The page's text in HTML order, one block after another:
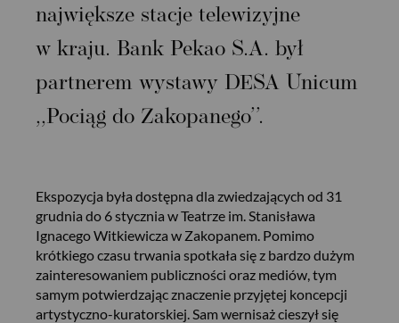
największe stacje telewizyjne
w kraju. Bank Pekao S.A. był
partnerem wystawy DESA Unicum
,,Pociąg do Zakopanego’’.
Ekspozycja była dostępna dla zwiedzających od 31
grudnia do 6 stycznia w Teatrze im. Stanisława
Ignacego Witkiewicza w Zakopanem. Pomimo
krótkiego czasu trwania spotkała się z bardzo dużym
zainteresowaniem publiczności oraz mediów, tym
samym potwierdzając znaczenie przyjętej koncepcji
artystyczno-kuratorskiej. Sam wernisaż cieszył się